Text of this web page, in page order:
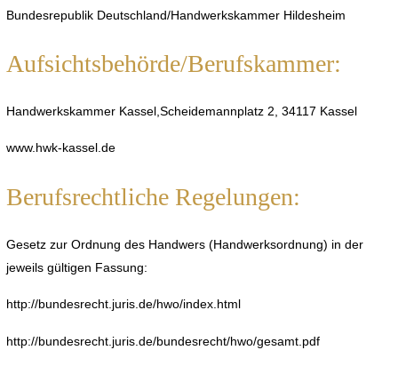
Bundesrepublik Deutschland/Handwerkskammer Hildesheim
Aufsichtsbehörde/Berufskammer:
Handwerkskammer Kassel,Scheidemannplatz 2, 34117 Kassel
www.hwk-kassel.de
Berufsrechtliche Regelungen:
Gesetz zur Ordnung des Handwers (Handwerksordnung) in der
jeweils gültigen Fassung:
http://bundesrecht.juris.de/hwo/index.html
http://bundesrecht.juris.de/bundesrecht/hwo/gesamt.pdf